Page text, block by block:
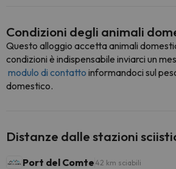
Condizioni degli animali
Questo alloggio accetta animali
condizioni è indispensabile inviarci un
modulo di contatto informandoci sul
domestico.
Distanze dalle stazioni
Port del Comte 42 km sciabili